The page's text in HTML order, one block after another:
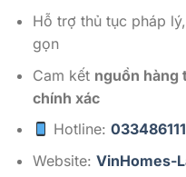
Hỗ trợ thủ tục pháp
gọn
Cam kết nguồn hàng
chính xác
Hotline:
Website: VinHomes-